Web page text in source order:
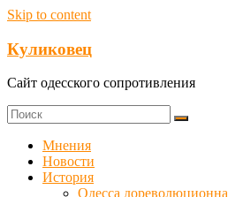
Skip to content
Куликовец
Сайт одесского сопротивления
Мнения
Новости
История
Одесса